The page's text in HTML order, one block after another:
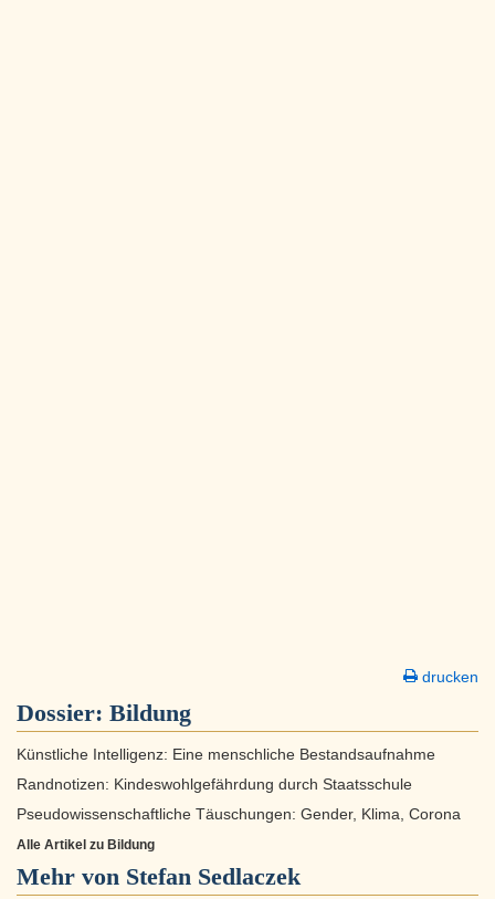
drucken
Dossier: Bildung
Künstliche Intelligenz: Eine menschliche Bestandsaufnahme
Randnotizen: Kindeswohlgefährdung durch Staatsschule
Pseudowissenschaftliche Täuschungen: Gender, Klima, Corona
Alle Artikel zu Bildung
Mehr von Stefan Sedlaczek